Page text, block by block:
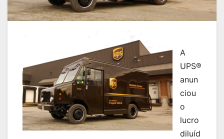
A
UPS®
anun
ciou
o
lucro
diluíd